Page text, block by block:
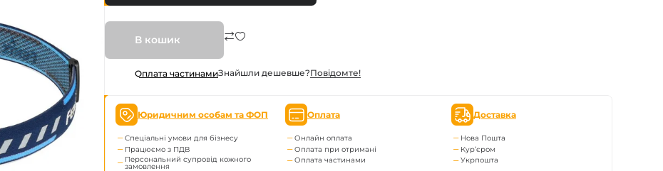
В кошик
Оплата частинамиЗнайшли дешевше?Повiдомте!
Юридичним особам та ФОП
Спеціальні умови для бізнесу
Працюємо з ПДВ
Персональний супровід кожного
замовлення
Оплата
Онлайн оплата
Оплата при отримані
Оплата частинами
Доставка
Нова Пошта
Кур’єром
Укрпошта